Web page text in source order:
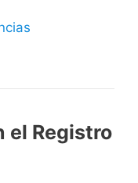
el Registro